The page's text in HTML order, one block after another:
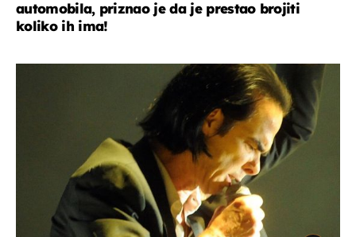
automobila, priznao je da je prestao brojiti
koliko ih ima!